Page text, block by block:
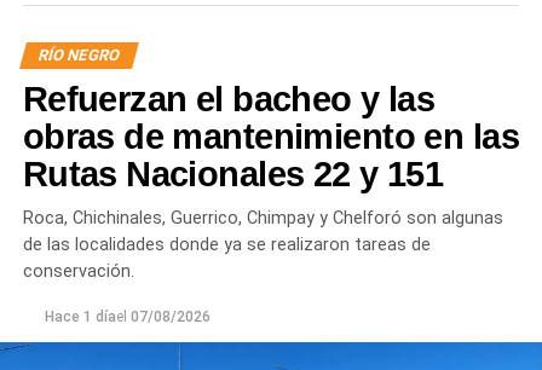
trabaja para sostener la producción de agua potable.
Por otra parte, en Gral. E. Godoy se registran valores de
turbiedad cercanos a 80 NTU, mientras que en
Chichinales rondan los 10 NTU. En ambos casos, las
plantas continúan funcionando con monitoreo
permanente.
Los equipos técnicos de Aguas Rionegrinas mantienen
un seguimiento constante de la evolución de la turbiedad
con las condiciones que presenta el río.
RÍO NEGRO
Refuerzan el bacheo y las
obras de mantenimiento en las
Rutas Nacionales 22 y 151
Roca, Chichinales, Guerrico, Chimpay y Chelforó son algunas
de las localidades donde ya se realizaron tareas de
conservación.
Hace 1 díael 07/08/2026